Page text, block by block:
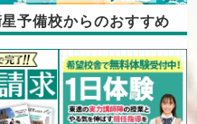
予備校からのおすすめ